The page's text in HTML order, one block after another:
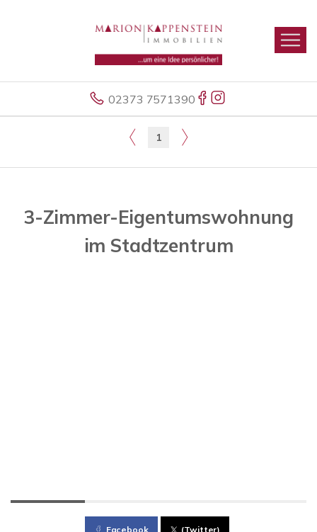
02373 7571390
1
3-Zimmer-Eigentumswohnung
im Stadtzentrum
Facebook (Twitter)